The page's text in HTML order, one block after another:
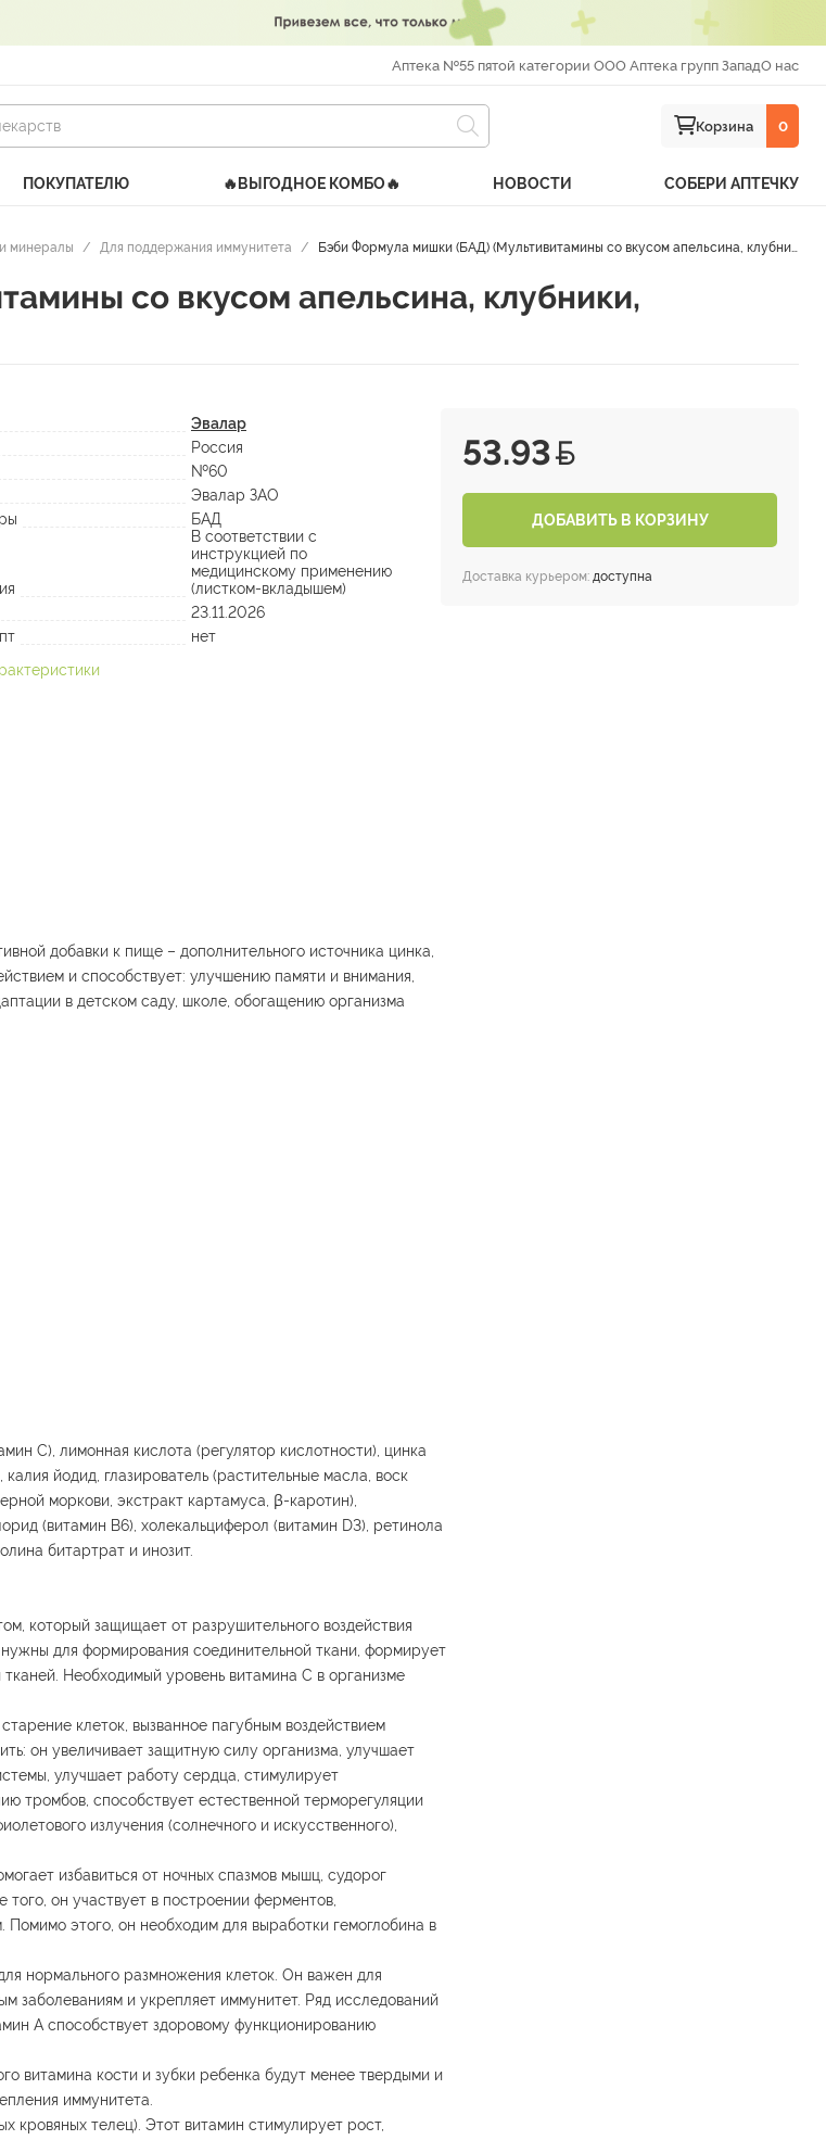
Аптека №55 пятой категории ООО Аптека групп ЗападО нас
Корзина 0
ПОКУПАТЕЛЮ 🔥ВЫГОДНОЕ КОМБО🔥 НОВОСТИ СОБЕРИ АПТЕЧКУ
минералы / Для поддержания иммунитета / Бэби Формула мишки (БАД) (Мультивитамины со вкусом апельсина, клубники, винограда жев. пастилки 2 г №60)
со вкусом апельсина, клубники,
53.93
ДОБАВИТЬ В КОРЗИНУ
Доставка курьером: доступна
Эвалар
Россия
№60
Эвалар ЗАО
БАД
В соответствии с
инструкцией по
медицинскому применению
(листком-вкладышем)
23.11.2026
нет
добавки к пище – дополнительного источника цинка,
и способствует: улучшению памяти и внимания,
в детском саду, школе, обогащению организма
С), лимонная кислота (регулятор кислотности), цинка
йодид, глазирователь (растительные масла, воск
моркови, экстракт картамуса, β-каротин),
(витамин В6), холекальциферол (витамин D3), ретинола
битартрат и инозит.
который защищает от разрушительного воздействия
для формирования соединительной ткани, формирует
Необходимый уровень витамина С в организме
клеток, вызванное пагубным воздействием
он увеличивает защитную силу организма, улучшает
улучшает работу сердца, стимулирует
тромбов, способствует естественной терморегуляции
излучения (солнечного и искусственного),
избавиться от ночных спазмов мышц, судорог
он участвует в построении ферментов,
этого, он необходим для выработки гемоглобина в
нормального размножения клеток. Он важен для
заболеваниям и укрепляет иммунитет. Ряд исследований
А способствует здоровому функционированию
витамина кости и зубки ребенка будут менее твердыми и
иммунитета.
кровяных телец). Этот витамин стимулирует рост,